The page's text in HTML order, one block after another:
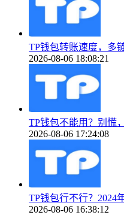
TP钱包转账速度，多
2026-08-06 18:08:21
TP钱包不能用？别慌
2026-08-06 17:24:08
TP钱包行不行？2024
2026-08-06 16:38:12